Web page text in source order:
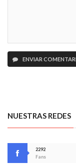
ENVIAR
NUESTRAS REDES
2292
Fans